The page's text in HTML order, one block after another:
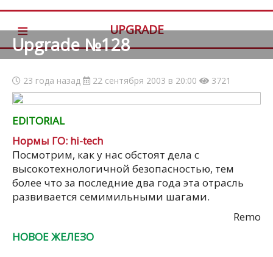
≡ UPGRADE
Upgrade №128
23 года назад 22 сентября 2003 в 20:00 3721
EDITORIAL
Нормы ГО: hi-tech
Посмотрим, как у нас обстоят дела с
высокотехнологичной безопасностью, тем
более что за последние два года эта отрасль
развивается семимильными шагами.
Remo
НОВОЕ ЖЕЛЕЗО